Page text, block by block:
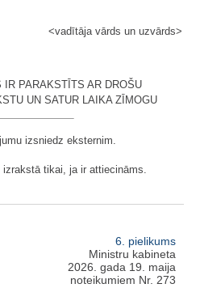
<vadītāja vārds un uzvārds>
IR PARAKSTĪTS AR DROŠU
UN SATUR LAIKA ZĪMOGU
izsniedz eksternim.
tikai, ja ir attiecināms.
6. pielikums
Ministru kabineta
2026. gada 19. maija
noteikumiem Nr. 273